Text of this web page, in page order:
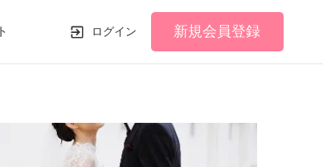
ログイン 新規会員登録